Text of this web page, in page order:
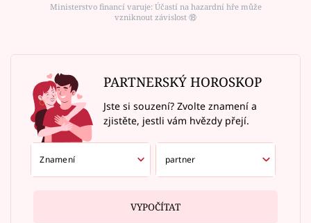
Ministerstvo financí varuje: Účastí na hazardní hře může
vzniknout závislost ⑱
PARTNERSKÝ HOROSKOP
Jste si souzení? Zvolte znamení a
zjistěte, jestli vám hvězdy přejí.
VYPOČÍTAT